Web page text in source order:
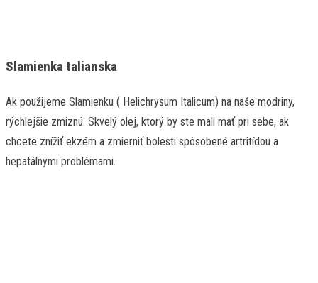
Slamienka talianska
Ak použijeme Slamienku ( Helichrysum Italicum) na naše modriny,
rýchlejšie zmiznú. Skvelý olej, ktorý by ste mali mať pri sebe, ak
chcete znížiť ekzém a zmierniť bolesti spôsobené artritídou a
hepatálnymi problémami.